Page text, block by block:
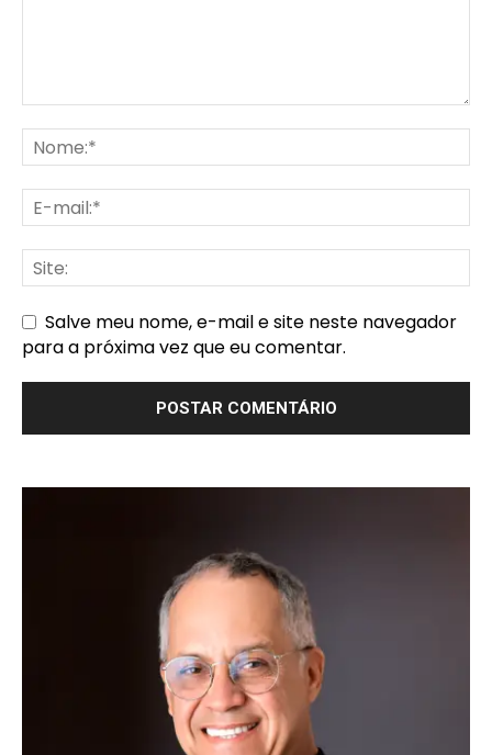
Salve meu nome, e-mail e site neste navegador
para a próxima vez que eu comentar.